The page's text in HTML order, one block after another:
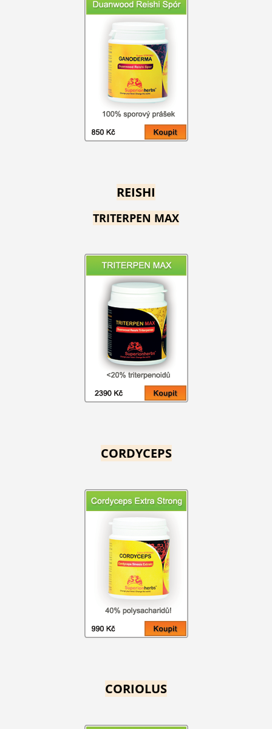
REISHI
TRITERPEN MAX
CORDYCEPS
CORIOLUS